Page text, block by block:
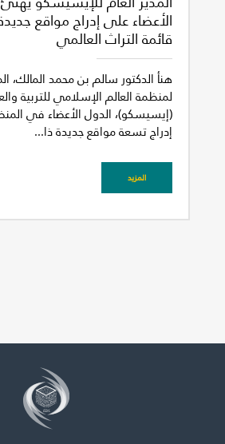
غير راض للغاية
الأعضاء على إدراج مواقع
قائمة التراث العالمي
هنأ الدكتور سالم بن محمد المالك،
لمنظمة العالم الإسلامي للتربية
(إيسيسكو)، الدول الأعضاء في
إدراج تسعة مواقع جديدة ذا...
المزيد